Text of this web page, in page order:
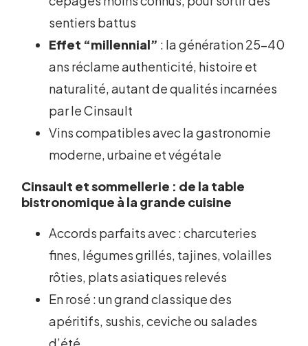
sentiers battus
Effet “millennial” : la génération 25-40
ans réclame authenticité, histoire et
naturalité, autant de qualités incarnées
par le Cinsault
Vins compatibles avec la gastronomie
moderne, urbaine et végétale
Cinsault et sommellerie : de la table
bistronomique à la grande cuisine
Accords parfaits avec : charcuteries
fines, légumes grillés, tajines, volailles
rôties, plats asiatiques relevés
En rosé : un grand classique des
apéritifs, sushis, ceviche ou salades